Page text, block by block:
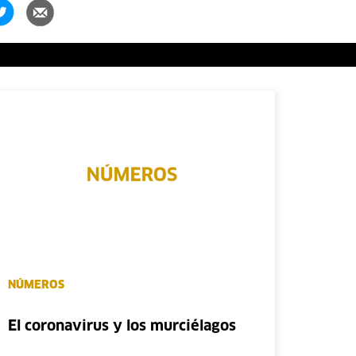
NÚMEROS
El coronavirus y los murciélagos